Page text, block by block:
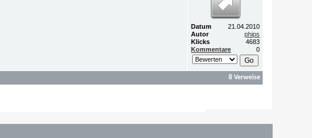
Datum
21.04.2010
Autor
phips
Klicks
4683
Kommentare
0
8 Verweise